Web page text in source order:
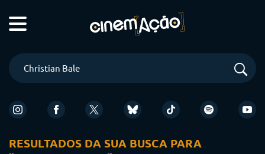
RESULTADOS DA SUA BUSCA PARA